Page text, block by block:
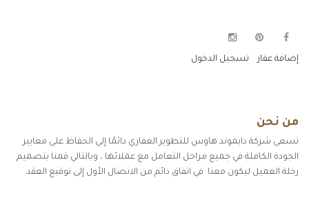
إضافة عقار تسجيل الدخول
من نحن
تسعى شركة دايموند هاوس للتطوير العقاري دائمًا إلى الحفاظ على معايير
الجودة الكاملة في جميع مراحل التعامل مع عملائها ، وبالتالي قمنا بتصميم
رحلة العميل ليكون معنا في اتفاق دائم من الاتصال الأول إلى توقيع العقد